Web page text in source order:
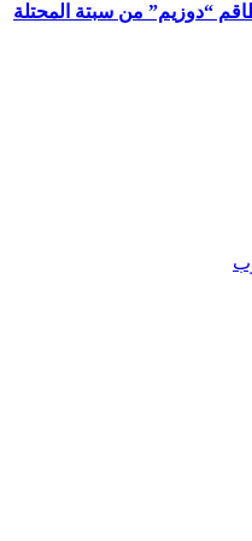
“دوزيم” من سبتة المحتلة